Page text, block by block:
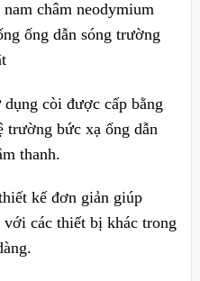
châm neodymium
ống dẫn sóng trường
còi được cấp bằng
trường bức xạ ống dẫn
thanh.
kế đơn giản giúp
các thiết bị khác trong